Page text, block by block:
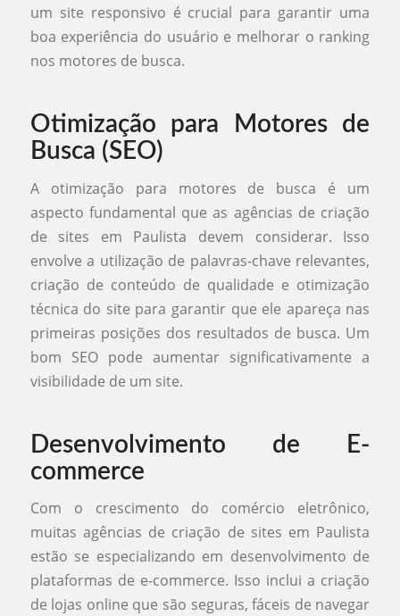
um site responsivo é crucial para garantir uma
boa experiência do usuário e melhorar o ranking
nos motores de busca.
Otimização para Motores de
Busca (SEO)
A otimização para motores de busca é um
aspecto fundamental que as agências de criação
de sites em Paulista devem considerar. Isso
envolve a utilização de palavras-chave relevantes,
criação de conteúdo de qualidade e otimização
técnica do site para garantir que ele apareça nas
primeiras posições dos resultados de busca. Um
bom SEO pode aumentar significativamente a
visibilidade de um site.
Desenvolvimento de E-
commerce
Com o crescimento do comércio eletrônico,
muitas agências de criação de sites em Paulista
estão se especializando em desenvolvimento de
plataformas de e-commerce. Isso inclui a criação
de lojas online que são seguras, fáceis de navegar